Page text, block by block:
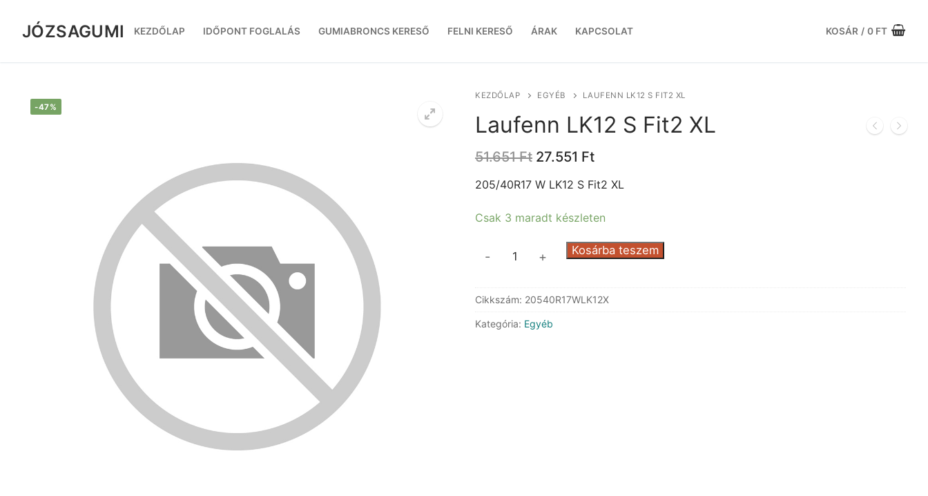
tartalomra
JÓZSAGUMI KEZDŐLAP IDŐPONT FOGLALÁS GUMIABRONCS KERESŐ FELNI KERESŐ ÁRAK KAPCSOLAT KOSÁR / 0 FT
-47%
KEZDŐLAP EGYÉB LAUFENN LK12 S FIT2 XL
Laufenn LK12 S Fit2 XL
51.651Ft Original
was:
27.551 FtCurrent
is:
205/40R17 W LK12 S Fit2 XL
Csak 3 maradt készleten
Laufenn
Fit2
XL
- + Kosárba teszem
Cikkszám: 20540R17WLK12X
Kategória: Egyéb